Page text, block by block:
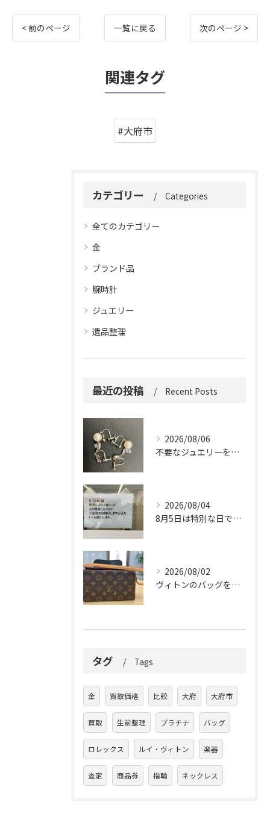
< 前のページ 一覧に戻る 次のページ >
関連タグ
#大府市
カテゴリー Categories
全てのカテゴリー
金
ブランド品
腕時計
ジュエリー
遺品整理
最近の投稿 Recent Posts
2026/08/06
不要なジュエリーを眠らせていませんか？
2026/08/04
8月5日は特別な日です。
2026/08/02
ヴィトンのバッグを久しぶりに取り出しましたか？
タグ Tags
金 買取価格 比較 大府 大府市
買取 生前整理 プラチナ バッグ
ロレックス ルイ・ヴィトン 楽器
査定 商品券 指輪 ネックレス